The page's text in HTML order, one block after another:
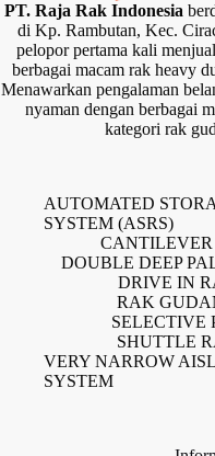
PT. Raja Rak Indonesia
di Kp. Rambutan, Kec.
pelopor pertama kali
berbagai macam rak heavy
Menawarkan pengalaman
nyaman dengan berbagai
kategori rak
AUTOMATED
SYSTEM (ASRS)
DOUBLE DEEP
DRIVE IN
RAK
SELECTIVE
SHUTTLE
VERY NARROW
SYSTEM